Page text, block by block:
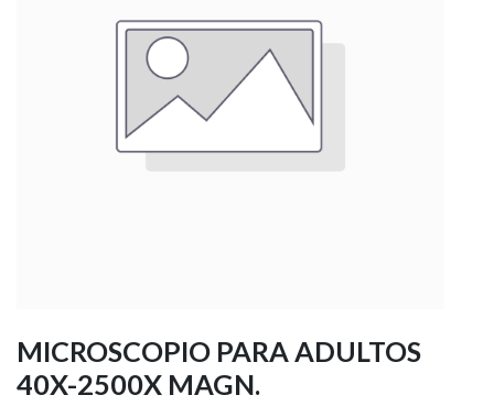
MICROSCOPIO PARA ADULTOS
40X-2500X MAGN.